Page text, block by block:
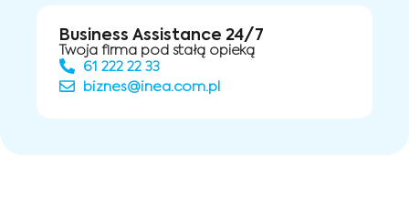
Business Assistance 24/7
Twoja firma pod stałą opieką
61 222 22 33
biznes@inea.com.pl